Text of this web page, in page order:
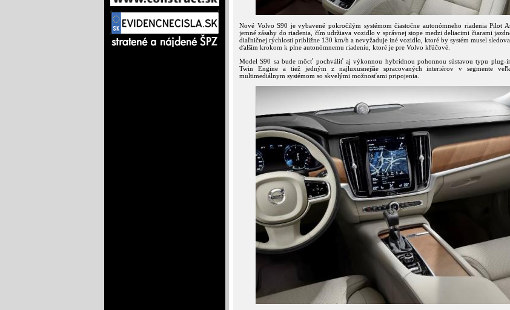
Nové Volvo S90 je vybavené pokročilým systémom čiastočne autonómneho riadenia Pilot
jemné zásahy do riadenia, čím udržiava vozidlo v správnej stope medzi deliacimi čiarami
diaľničnej rýchlosti približne 130 km/h a nevyžaduje iné vozidlo, ktoré by systém musel
ďalším krokom k plne autonómnemu riadeniu, ktoré je pre Volvo kľúčové.
Model S90 sa bude môcť pochváliť aj výkonnou hybridnou pohonnou sústavou typu plug-
Twin Engine a tiež jedným z najluxusnejšie spracovaných interiérov v segmente
multimediálnym systémom so skvelými možnosťami pripojenia.